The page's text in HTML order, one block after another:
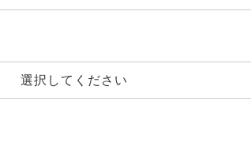
選択してください